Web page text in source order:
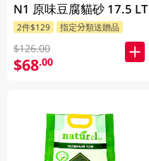
N1 原味豆腐貓砂 17.5 LT
2件$129 指定分類送贈品
$126.00
$68.00